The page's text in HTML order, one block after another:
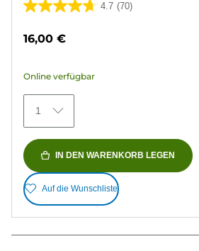
4.7 (70)
4.7
70
Bewertungen
16,00 €
Online verfügbar
1
IN DEN WARENKORB LEGEN
Auf die Wunschliste